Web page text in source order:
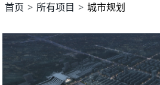
首页 所有项目 城市规划